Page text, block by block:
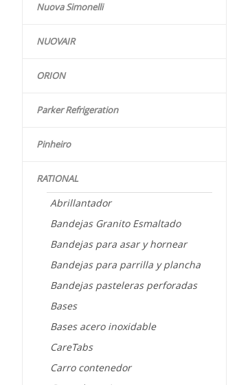
Nuova Simonelli
NUOVAIR
ORION
Parker Refrigeration
Pinheiro
RATIONAL
Abrillantador
Bandejas Granito Esmaltado
Bandejas para asar y hornear
Bandejas para parrilla y plancha
Bandejas pasteleras perforadas
Bases
Bases acero inoxidable
CareTabs
Carro contenedor